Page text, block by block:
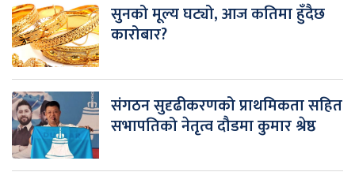
सुनको मूल्य घट्यो, आज कतिमा हुँदैछ
कारोबार?
संगठन सुदृढीकरणको प्राथमिकता सहित
सभापतिको नेतृत्व दौडमा कुमार श्रेष्ठ